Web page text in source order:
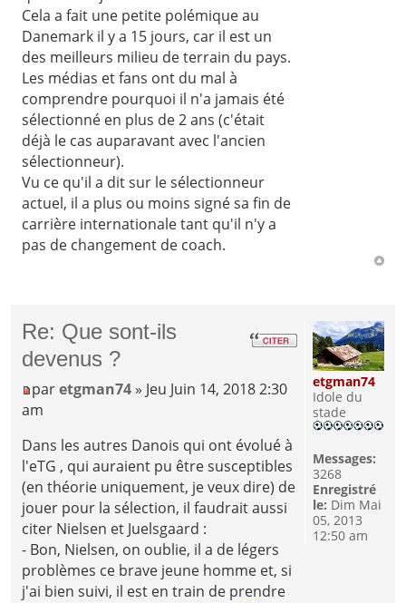
Cela a fait une petite polémique au
Danemark il y a 15 jours, car il est un
des meilleurs milieu de terrain du pays.
Les médias et fans ont du mal à
comprendre pourquoi il n'a jamais été
sélectionné en plus de 2 ans (c'était
déjà le cas auparavant avec l'ancien
sélectionneur).
Vu ce qu'il a dit sur le sélectionneur
actuel, il a plus ou moins signé sa fin de
carrière internationale tant qu'il n'y a
pas de changement de coach.
Re: Que sont-ils
devenus ?
paretgman74 » Jeu Juin 14, 2018 2:30
am
Dans les autres Danois qui ont évolué à
l'eTG , qui auraient pu être susceptibles
(en théorie uniquement, je veux dire) de
jouer pour la sélection, il faudrait aussi
citer Nielsen et Juelsgaard :
- Bon, Nielsen, on oublie, il a de légers
problèmes ce brave jeune homme et, si
j'ai bien suivi, il est en train de prendre
etgman74
Idole du
stade
Messages:
3268
Enregistré
le: Dim Mai
05, 2013
12:50 am